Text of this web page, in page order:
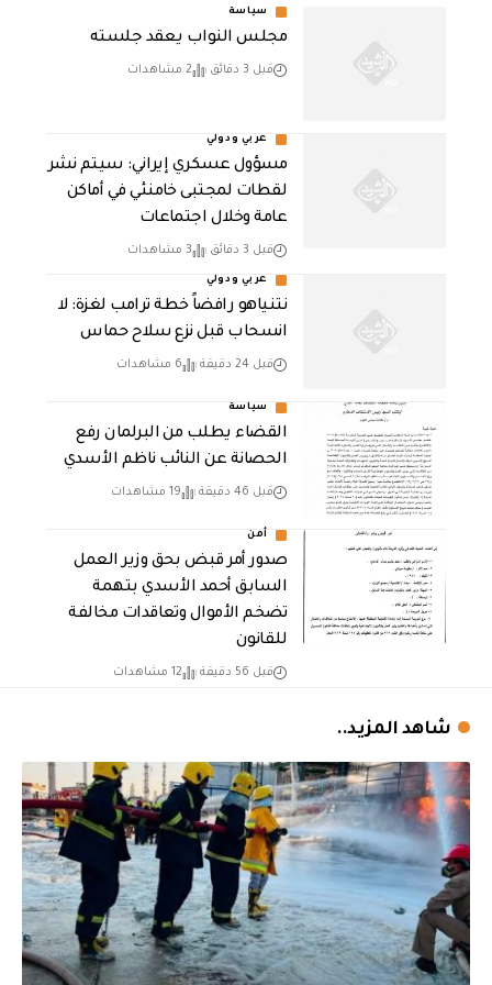
سياسة
مجلس النواب يعقد جلسته
قبل 3 دقائق 2 مشاهدات
عربي ودولي
مسؤول عسكري إيراني: سيتم نشر
لقطات لمجتبى خامنئي في أماكن
عامة وخلال اجتماعات
قبل 3 دقائق 3 مشاهدات
عربي ودولي
نتنياهو رافضاً خطة ترامب لغزة: لا
انسحاب قبل نزع سلاح حماس
قبل 24 دقيقة 6 مشاهدات
سياسة
القضاء يطلب من البرلمان رفع
الحصانة عن النائب ناظم الأسدي
قبل 46 دقيقة 19 مشاهدات
أمن
صدور أمر قبض بحق وزير العمل
السابق أحمد الأسدي بتهمة
تضخم الأموال وتعاقدات مخالفة
للقانون
قبل 56 دقيقة 12 مشاهدات
شاهد المزيد..